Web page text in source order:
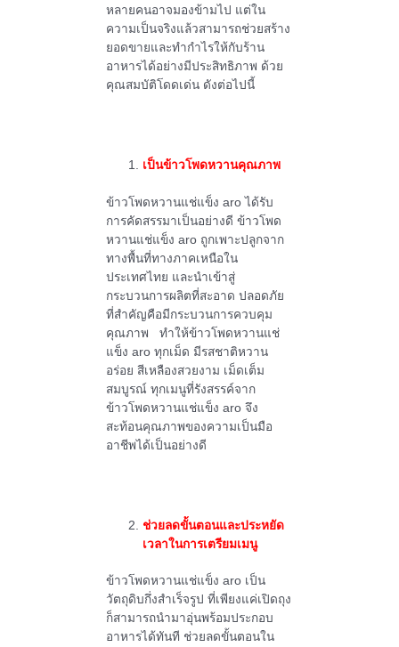
หลายคนอาจมองข้ามไป แต่ใน
ความเป็นจริงแล้วสามารถช่วยสร้าง
ยอดขายและทำกำไรให้กับร้าน
อาหารได้อย่างมีประสิทธิภาพ ด้วย
คุณสมบัติโดดเด่น ดังต่อไปนี้
เป็นข้าวโพดหวานคุณภาพ
ข้าวโพดหวานแช่แข็ง aro ได้รับ
การคัดสรรมาเป็นอย่างดี ข้าวโพด
หวานแช่แข็ง aro ถูกเพาะปลูกจาก
ทางพื้นที่ทางภาคเหนือใน
ประเทศไทย และนำเข้าสู่
กระบวนการผลิตที่สะอาด ปลอดภัย
ที่สำคัญคือมีกระบวนการควบคุม
คุณภาพ ทำให้ข้าวโพดหวานแช่
แข็ง aro ทุกเม็ด มีรสชาติหวาน
อร่อย สีเหลืองสวยงาม เม็ดเต็ม
สมบูรณ์ ทุกเมนูที่รังสรรค์จาก
ข้าวโพดหวานแช่แข็ง aro จึง
สะท้อนคุณภาพของความเป็นมือ
อาชีพได้เป็นอย่างดี
ช่วยลดขั้นตอนและประหยัด
เวลาในการเตรียมเมนู
ข้าวโพดหวานแช่แข็ง aro เป็น
วัตถุดิบกึ่งสำเร็จรูป ที่เพียงแค่เปิดถุง
ก็สามารถนำมาอุ่นพร้อมประกอบ
อาหารได้ทันที ช่วยลดขั้นตอนใน